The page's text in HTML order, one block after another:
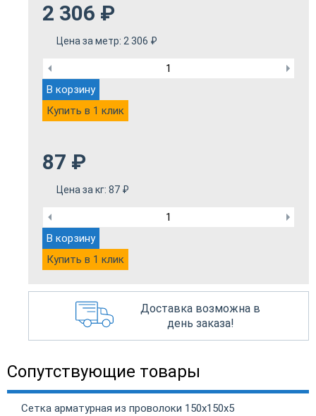
2 306 ₽
Цена за метр: 2 306 ₽
В корзину
Купить в 1 клик
87 ₽
Цена за кг: 87 ₽
В корзину
Купить в 1 клик
Доставка возможна в
день заказа!
Сопутствующие товары
Сетка арматурная из проволоки 150х150х5